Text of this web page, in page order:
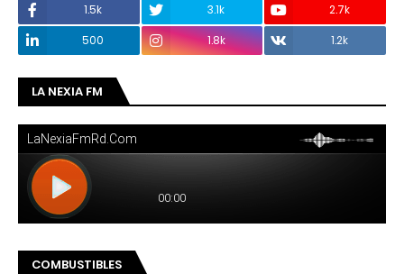
1.5k 3.1k
2.7k
500
1.8k 1.2k
LA NEXIA FM
COMBUSTIBLES